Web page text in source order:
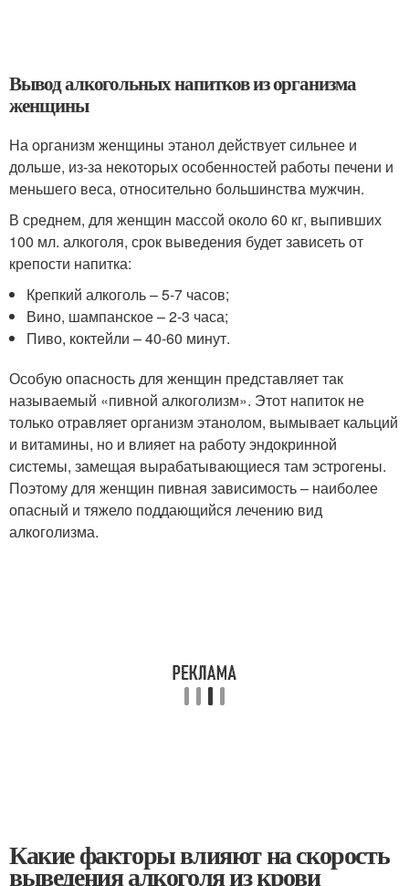
Вывод алкогольных напитков из организма
женщины
На организм женщины этанол действует сильнее и
дольше, из-за некоторых особенностей работы печени и
меньшего веса, относительно большинства мужчин.
В среднем, для женщин массой около 60 кг, выпивших
100 мл. алкоголя, срок выведения будет зависеть от
крепости напитка:
Крепкий алкоголь – 5-7 часов;
Вино, шампанское – 2-3 часа;
Пиво, коктейли – 40-60 минут.
Особую опасность для женщин представляет так
называемый «пивной алкоголизм». Этот напиток не
только отравляет организм этанолом, вымывает кальций
и витамины, но и влияет на работу эндокринной
системы, замещая вырабатывающиеся там эстрогены.
Поэтому для женщин пивная зависимость – наиболее
опасный и тяжело поддающийся лечению вид
алкоголизма.
Какие факторы влияют на скорость
выведения алкоголя из крови